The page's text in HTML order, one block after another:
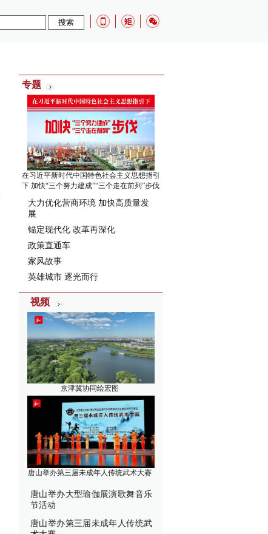
专题
在习近平新时代中国特色社会主义思想指引
下 加快“三个努力建成”“三个走在前列”步伐
大力优化营商环境 加快高质量发
展
锚定现代化 改革再深化
政策直通车
家风故事
英雄城市 逐光而行
视频
京津冀协同绘宏图
唐山举办第三届未成年人传统武术大赛
唐山举办大型瑜伽展演歌舞音乐
节活动
唐山举办第三届未成年人传统武